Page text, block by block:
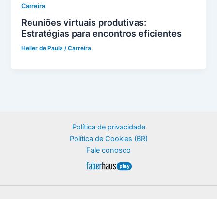
Carreira
Reuniões virtuais produtivas:
Estratégias para encontros eficientes
Heller de Paula/Carreira
Política de privacidade
Política de Cookies (BR)
Fale conosco